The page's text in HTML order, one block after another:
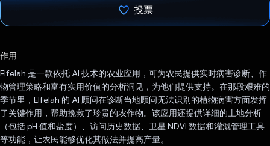
投票
作用
Elfelah 是一款依托 AI 技术的农业应用，可为农民提供实时病害诊断、作
物管理策略和富有实用价值的分析洞见，为他们提供支持。在那段艰难的
季节里，Elfelah 的 AI 顾问在诊断当地顾问无法识别的植物病害方面发挥
了关键作用，帮助挽救了珍贵的农作物。该应用还提供详细的土地分析
（包括 pH 值和盐度）、访问历史数据、卫星 NDVI 数据和灌溉管理工具
等功能，让农民能够优化其做法并提高产量。